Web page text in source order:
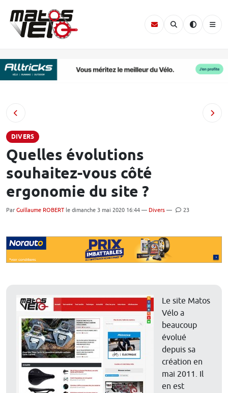
DIVERS
Quelles évolutions
souhaitez-vous côté
ergonomie du site ?
Par Guillaume ROBERT le dimanche 3 mai 2020 16:44 — Divers — 23
Le site Matos
Vélo a
beaucoup
évolué
depuis sa
création en
mai 2011. Il
en est